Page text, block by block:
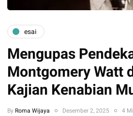
esai
Mengupas
Montgomery Watt
Kajian Kenabian
By Roma Wijaya Desember 2, 2025 4